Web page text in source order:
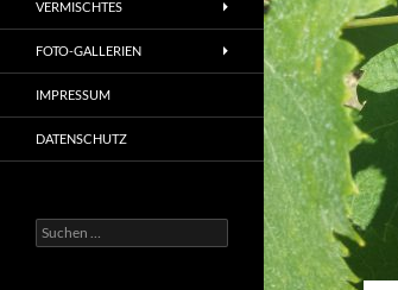
VERMISCHTES
FOTO-GALLERIEN
IMPRESSUM
DATENSCHUTZ
Suchen
nach: